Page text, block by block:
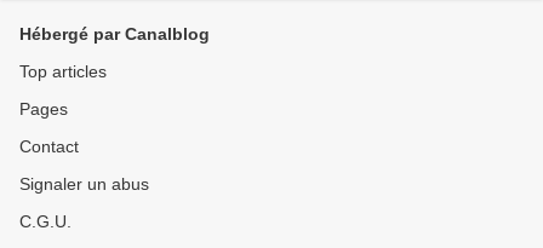
Hébergé par Canalblog
Top articles
Pages
Contact
Signaler un abus
C.G.U.